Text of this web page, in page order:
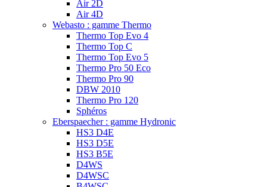
Air 2D
Air 4D
Webasto : gamme Thermo
Thermo Top Evo 4
Thermo Top C
Thermo Top Evo 5
Thermo Pro 50 Eco
Thermo Pro 90
DBW 2010
Thermo Pro 120
Sphéros
Eberspaecher : gamme Hydronic
HS3 D4E
HS3 D5E
HS3 B5E
D4WS
D4WSC